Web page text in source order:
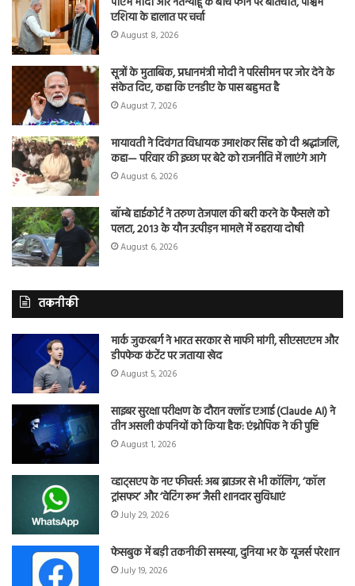
एशिया के हालात पर चर्चा
August 8, 2026
सूत्रों के मुताबिक, प्रधानमंत्री मोदी ने परिसीमन पर जोर देने के
संकेत दिए, कहा कि एनडीए के पास बहुमत है
August 7, 2026
मायावती ने दिवंगत विधायक उमाशंकर सिंह को दी श्रद्धांजलि,
कहा— परिवार की इच्छा पर बेटे को राजनीति में लाएंगे आगे
August 6, 2026
बॉम्बे हाईकोर्ट ने तरुण तेजपाल की बरी करने के फैसले को
पलटा, 2013 के यौन उत्पीड़न मामले में ठहराया दोषी
August 6, 2026
तकनीकी
मार्क जुकरबर्ग ने भारत सरकार से माफी मांगी, सीएसएएम और
डीपफेक कंटेंट पर जताया खेद
August 5, 2026
साइबर सुरक्षा परीक्षण के दौरान क्लॉड एआई (Claude AI) ने
तीन असली कंपनियों को किया हैक: एंथ्रोपिक ने की पुष्टि
August 1, 2026
व्हाट्सएप के नए फीचर्स: अब ब्राउजर से भी कॉलिंग, ‘कॉल
ट्रांसफर’ और ‘वेटिंग रूम’ जैसी शानदार सुविधाएं
July 29, 2026
फेसबुक में बड़ी तकनीकी समस्या, दुनिया भर के यूजर्स परेशान
July 19, 2026